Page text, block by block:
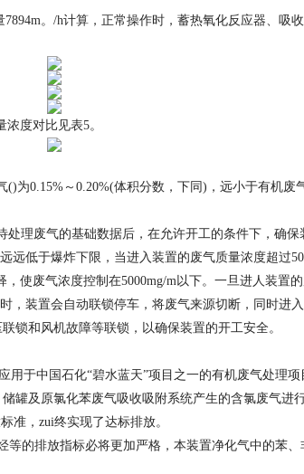
。/h计算，正常操作时，蓄热氧化反应器、吸
度对比见表5。
0.15%～0.20%(体积分数，下同)，远小于有机废
理废气的基础数据后，在允许开工的条件下，确保
低于爆炸下限，当进入装置的废气质量浓度超过
使废气浓度控制在5000mg/m以下。一旦进人装置
，装置会自动联锁停车，将废气来源切断，同时进
锁和风机故障等联锁，以确保装置的开工安全。
于中国石化“碧水蓝天”项目之一的有机废气处理项
罐及原氯化苯废气吸收吸附系统产生的含氯废气进
准，zui终实现了达标排放。
的排放指标必将更加严格，本装置净化气中的苯